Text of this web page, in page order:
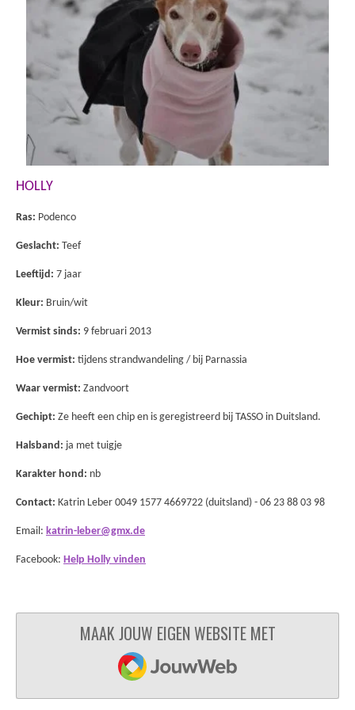
HOLLY
Ras: Podenco
Geslacht: Teef
Leeftijd: 7 jaar
Kleur: Bruin/wit
Vermist sinds: 9 februari 2013
Hoe vermist: tijdens strandwandeling / bij Parnassia
Waar vermist: Zandvoort
Gechipt: Ze heeft een chip en is geregistreerd bij TASSO in Duitsland.
Halsband: ja met tuigje
Karakter hond: nb
Contact: Katrin Leber 0049 1577 4669722 (duitsland) - 06 23 88 03 98
Email: katrin-leber@gmx.de
Facebook: Help Holly vinden
MAAK JOUW EIGEN WEBSITE MET
JOUWWEB